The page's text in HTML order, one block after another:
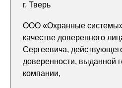
г. Тверь
ООО «Охранные
качестве доверенного
Сергеевича,
доверенности, выданной
компании,